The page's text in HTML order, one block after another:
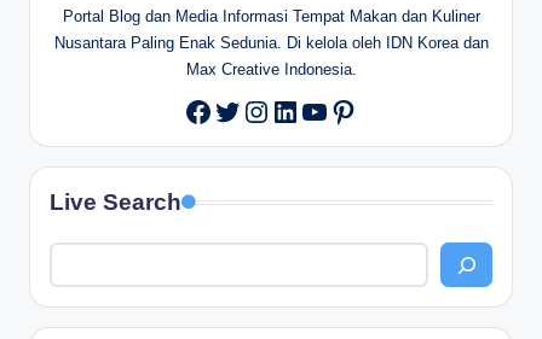
Portal Blog dan Media Informasi Tempat Makan dan Kuliner
Nusantara Paling Enak Sedunia. Di kelola oleh IDN Korea dan
Max Creative Indonesia.
Facebook
Twitter
Instagram
LinkedIn
YouTube
Pinterest
Live Search